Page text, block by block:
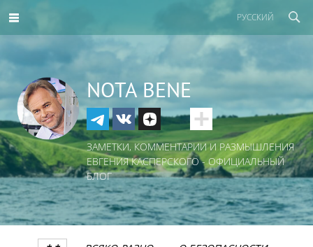
РУССКИЙ
NOTA BENE
ЗАМЕТКИ, КОММЕНТАРИИ И РАЗМЫШЛЕНИЯ
ЕВГЕНИЯ КАСПЕРСКОГО - ОФИЦИАЛЬНЫЙ
БЛОГ